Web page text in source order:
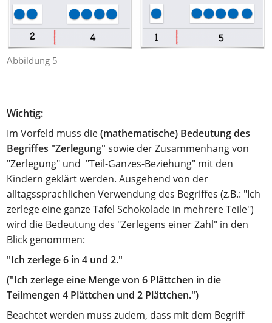
Abbildung 5
Wichtig:
Im Vorfeld muss die(mathematische) Bedeutung des
Begriffes "Zerlegung" sowie der Zusammenhang von
"Zerlegung" und "Teil-Ganzes-Beziehung" mit den
Kindern geklärt werden. Ausgehend von der
alltagssprachlichen Verwendung des Begriffes (z.B.: "Ich
zerlege eine ganze Tafel Schokolade in mehrere Teile")
wird die Bedeutung des "Zerlegens einer Zahl" in den
Blick genommen:
"Ich zerlege 6 in 4 und 2."
("Ich zerlege eine Menge von 6 Plättchen in die
Teilmengen 4 Plättchen und 2 Plättchen.")
Beachtet werden muss zudem, dass mit dem Begriff